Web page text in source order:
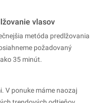
vlasov
metóda predlžovania
požadovaný
35 minút.
V ponuke máme naozaj